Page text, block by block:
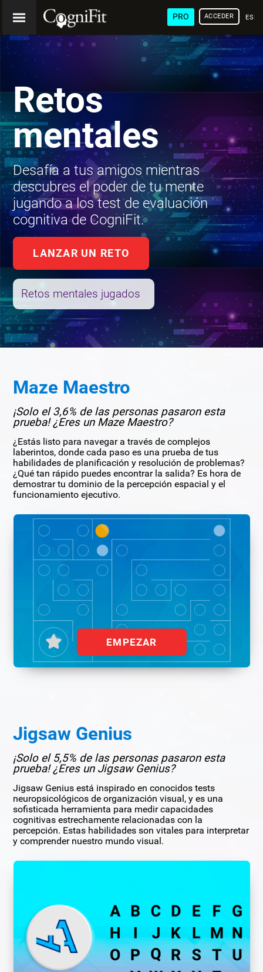
PRO ACCEDER
Retos
mentales
Desafía a tus amigos mientras
descubres el poder de tu mente
jugando a los test de evaluación
cognitiva de CogniFit.
LANZAR UN RETO
Retos mentales jugados
Maze Maestro
¡Solo el 3,6% de las personas pasaron esta
prueba! ¿Eres un Maze Maestro?
¿Estás listo para navegar a través de complejos
laberintos, donde cada paso es una prueba de tus
habilidades de planificación y resolución de problemas?
¿Qué tan rápido puedes encontrar la salida? Es hora de
demostrar tu dominio de la percepción espacial y el
funcionamiento ejecutivo.
EMPEZAR
Jigsaw Genius
¡Solo el 5,5% de las personas pasaron esta
prueba! ¿Eres un Jigsaw Genius?
Jigsaw Genius está inspirado en conocidos tests
neuropsicológicos de organización visual, y es una
sofisticada herramienta para medir capacidades
cognitivas estrechamente relacionadas con la
percepción. Estas habilidades son vitales para interpretar
y comprender nuestro mundo visual.